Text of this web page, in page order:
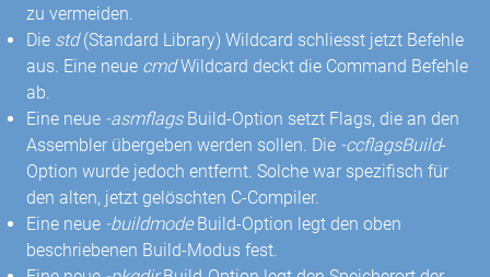
zu vermeiden.
Die std(Standard Library) Wildcard schliesst jetzt Befehle
aus. Eine neue cmdWildcard deckt die Command Befehle
ab.
Eine neue -asmflagsBuild-Option setzt Flags, die an den
Assembler übergeben werden sollen. Die -ccflagsBuild-
Option wurde jedoch entfernt. Solche war spezifisch für
den alten, jetzt gelöschten C-Compiler.
Eine neue -buildmodeBuild-Option legt den oben
beschriebenen Build-Modus fest.